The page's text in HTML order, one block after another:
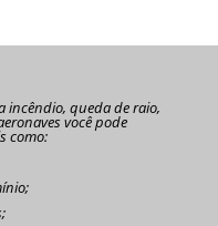
incêndio, queda de raio,
você pode
como: